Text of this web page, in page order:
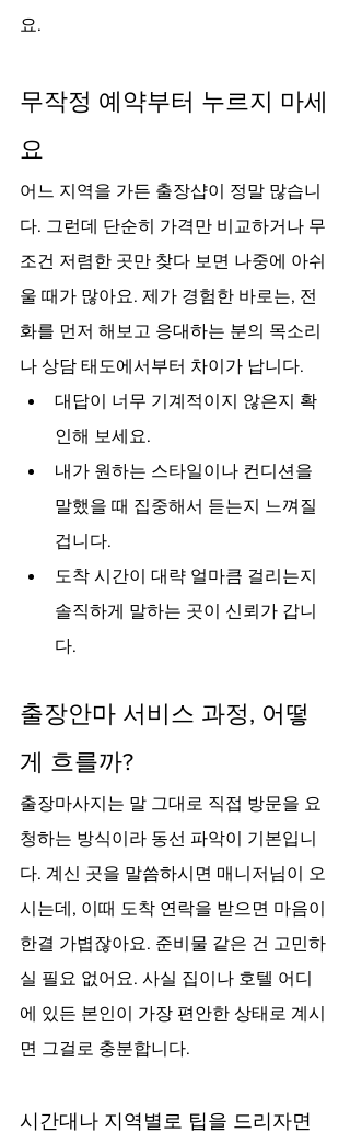
요.
무작정 예약부터 누르지 마세
요
어느 지역을 가든 출장샵이 정말 많습니
다. 그런데 단순히 가격만 비교하거나 무
조건 저렴한 곳만 찾다 보면 나중에 아쉬
울 때가 많아요. 제가 경험한 바로는, 전
화를 먼저 해보고 응대하는 분의 목소리
나 상담 태도에서부터 차이가 납니다.
대답이 너무 기계적이지 않은지 확
인해 보세요.
내가 원하는 스타일이나 컨디션을
말했을 때 집중해서 듣는지 느껴질
겁니다.
도착 시간이 대략 얼마큼 걸리는지
솔직하게 말하는 곳이 신뢰가 갑니
다.
출장안마 서비스 과정, 어떻
게 흐를까?
출장마사지는 말 그대로 직접 방문을 요
청하는 방식이라 동선 파악이 기본입니
다. 계신 곳을 말씀하시면 매니저님이 오
시는데, 이때 도착 연락을 받으면 마음이
한결 가볍잖아요. 준비물 같은 건 고민하
실 필요 없어요. 사실 집이나 호텔 어디
에 있든 본인이 가장 편안한 상태로 계시
면 그걸로 충분합니다.
시간대나 지역별로 팁을 드리자면